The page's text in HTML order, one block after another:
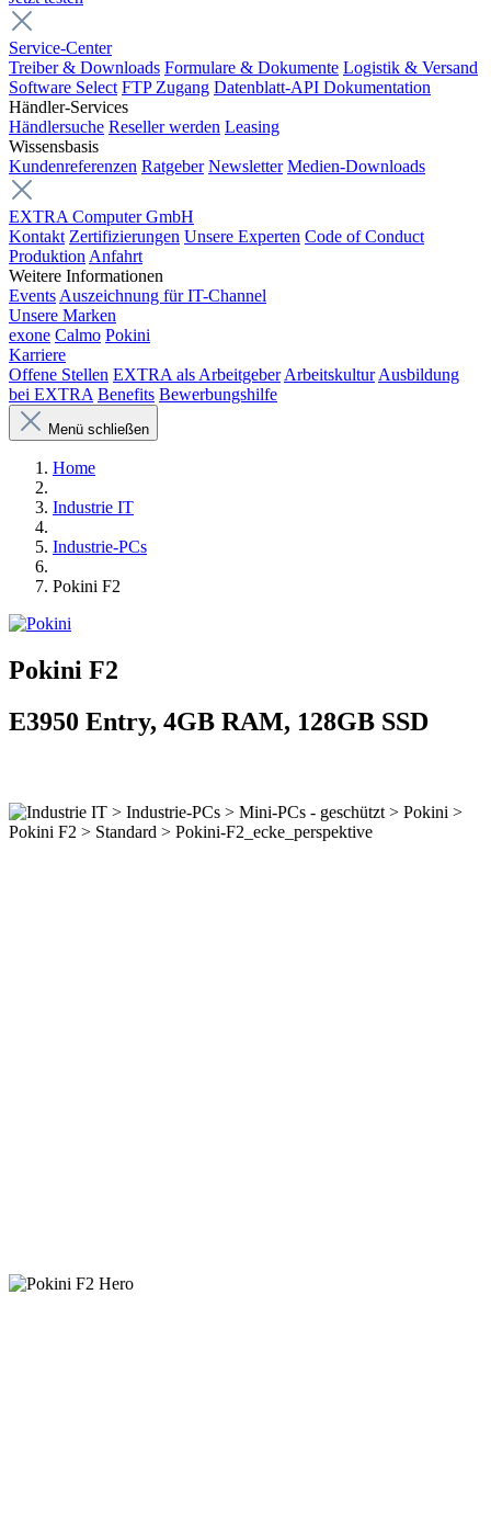
Service-Center
Treiber & Downloads Formulare & Dokumente Logistik & Versand
Software Select FTP Zugang Datenblatt-API Dokumentation
Händler-Services
Händlersuche Reseller werden Leasing
Wissensbasis
Kundenreferenzen Ratgeber Newsletter Medien-Downloads
EXTRA Computer GmbH
Kontakt Zertifizierungen Unsere Experten Code of Conduct
Produktion Anfahrt
Weitere Informationen
Events Auszeichnung für IT-Channel
Unsere Marken
exone Calmo Pokini
Karriere
Offene Stellen EXTRA als Arbeitgeber Arbeitskultur Ausbildung
bei EXTRA Benefits Bewerbungshilfe
Menü schließen
Home
Industrie IT
Industrie-PCs
Pokini F2
Pokini F2
E3950 Entry, 4GB RAM, 128GB SSD